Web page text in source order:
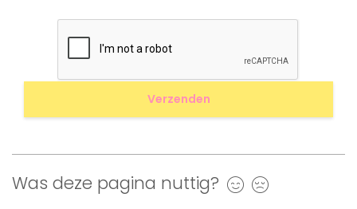
Was deze pagina nuttig? Ja